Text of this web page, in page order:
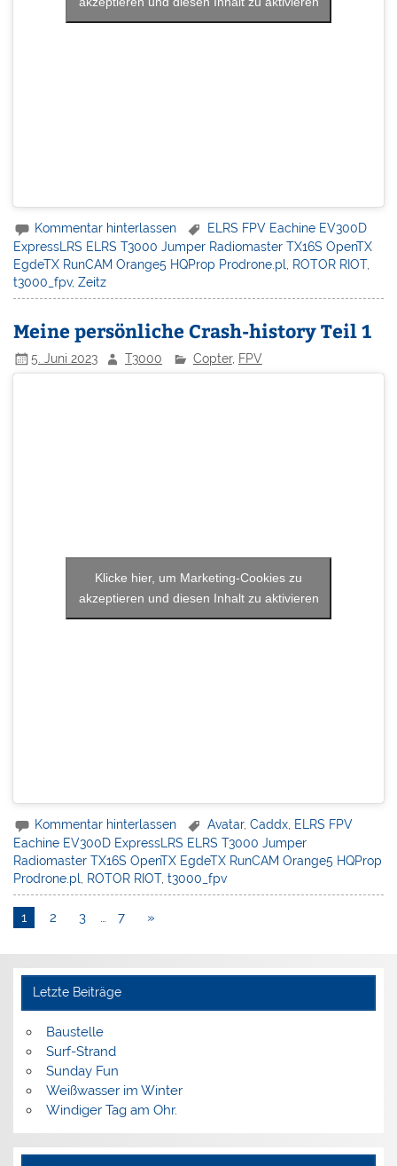
Kommentar hinterlassen
ELRS FPV Eachine EV300D
ExpressLRS ELRS T3000 Jumper Radiomaster TX16S OpenTX
EgdeTX RunCAM Orange5 HQProp Prodrone.pl
ROTOR RIOT,
t3000_fpv,Zeitz
Meine persönliche Crash-history Teil 1
5. Juni 2023 T3000 Copter, FPV
Klicke hier, um Marketing-Cookies zu
akzeptieren und diesen Inhalt zu aktivieren
Kommentar hinterlassen Avatar,Caddx ELRS FPV
Eachine EV300D ExpressLRS ELRS T3000 Jumper
Radiomaster TX16S OpenTX EgdeTX RunCAM Orange5 HQProp
Prodrone.pl
ROTOR RIOT,t3000_fpv
1 2 3 … 7 »
Letzte Beiträge
Baustelle
Surf-Strand
Sunday Fun
Weißwasser im Winter
Windiger Tag am Ohr.